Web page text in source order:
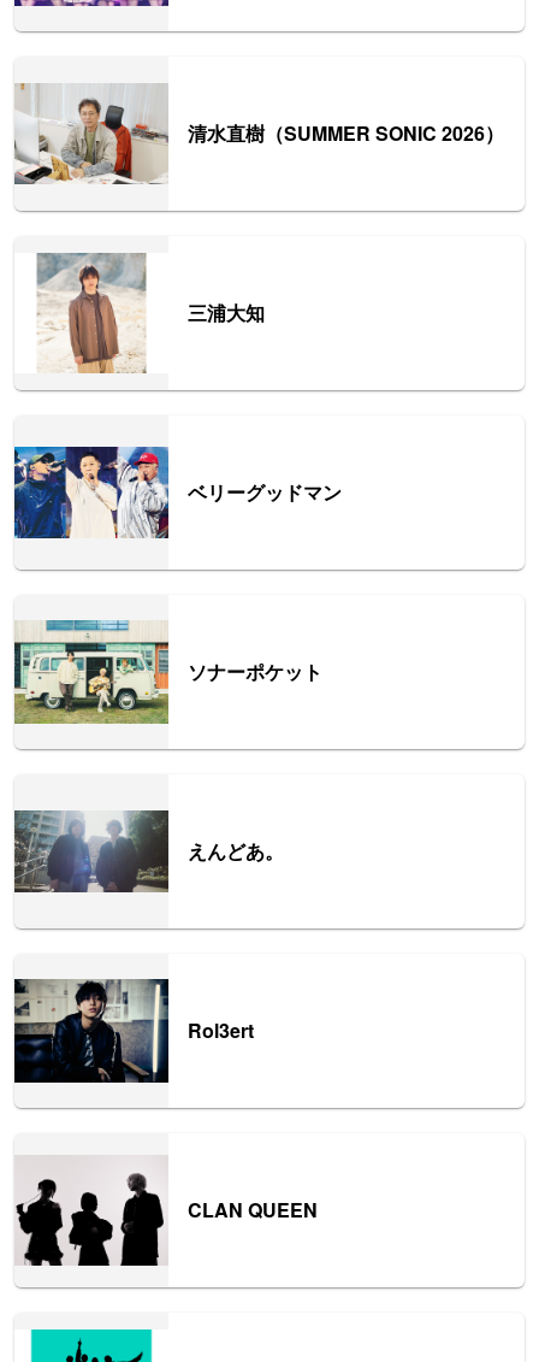
清水直樹（SUMMER SONIC 2026）
三浦大知
ベリーグッドマン
ソナーポケット
えんどあ。
Rol3ert
CLAN QUEEN